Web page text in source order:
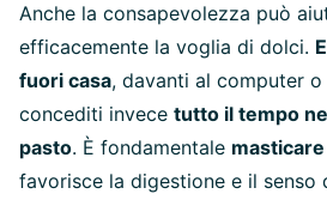
Anche la consapevolezza può
efficacemente la voglia di dolci.
fuori casa, davanti al computer
concediti invece tutto il tempo
pasto. È fondamentale
favorisce la digestione e il senso